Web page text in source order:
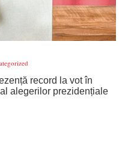
record la vot în
alegerilor prezidențiale